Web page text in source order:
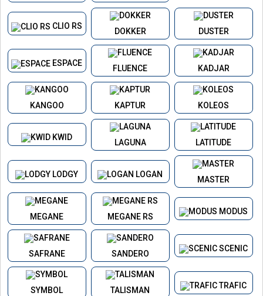
CLIO RS
DOKKER DUSTER
ESPACE
FLUENCE KADJAR
KANGOO KAPTUR KOLEOS
KWID
LAGUNA LATITUDE
LODGY LOGAN
MASTER
MEGANE MEGANE RS
MODUS
SAFRANE SANDERO
SCENIC
SYMBOL TALISMAN
TRAFIC